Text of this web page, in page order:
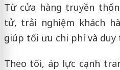
Từ cửa hàng truyền
tử, trải nghiệm khách
giúp tối ưu chi phí và duy
Theo tôi, áp lực cạnh